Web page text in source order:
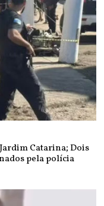
Catarina; Dois
pela polícia